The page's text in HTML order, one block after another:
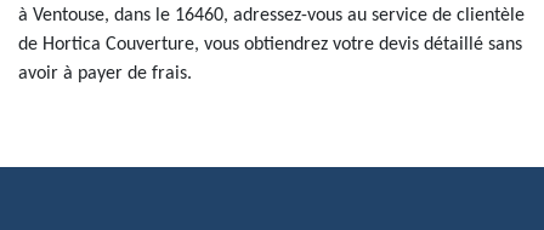
à Ventouse, dans le 16460, adressez-vous au service de clientèle
de Hortica Couverture, vous obtiendrez votre devis détaillé sans
avoir à payer de frais.